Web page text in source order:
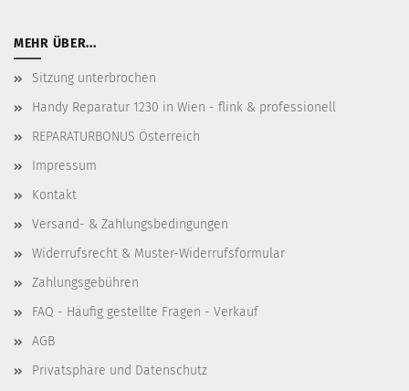
MEHR ÜBER...
Sitzung unterbrochen
Handy Reparatur 1230 in Wien - flink & professionell
REPARATURBONUS Österreich
Impressum
Kontakt
Versand- & Zahlungsbedingungen
Widerrufsrecht & Muster-Widerrufsformular
Zahlungsgebühren
FAQ - Häufig gestellte Fragen - Verkauf
AGB
Privatsphäre und Datenschutz